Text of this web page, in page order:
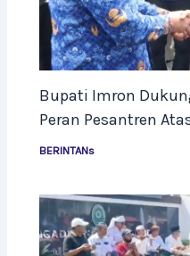
Bupati Imron
Peran Pesantren
BERINTANs